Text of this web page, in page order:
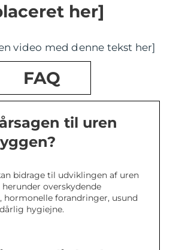
her]
video med denne tekst her]
FAQ
til uren
bidrage til udviklingen af uren
overskydende
forandringer, usund
hygiejne.